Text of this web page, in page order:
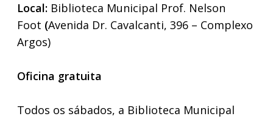
Local: Biblioteca Municipal Prof. Nelson
Foot (Avenida Dr. Cavalcanti, 396 – Complexo
Argos)
Oficina gratuita
Todos os sábados, a Biblioteca Municipal